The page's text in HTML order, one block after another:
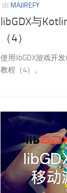
由 MAJIREFY
libGDX与
（4）
使用libGDX游戏开
教程（4）。